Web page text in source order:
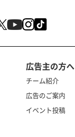
広告主の方へ
チーム紹介
広告のご案内
イベント投稿